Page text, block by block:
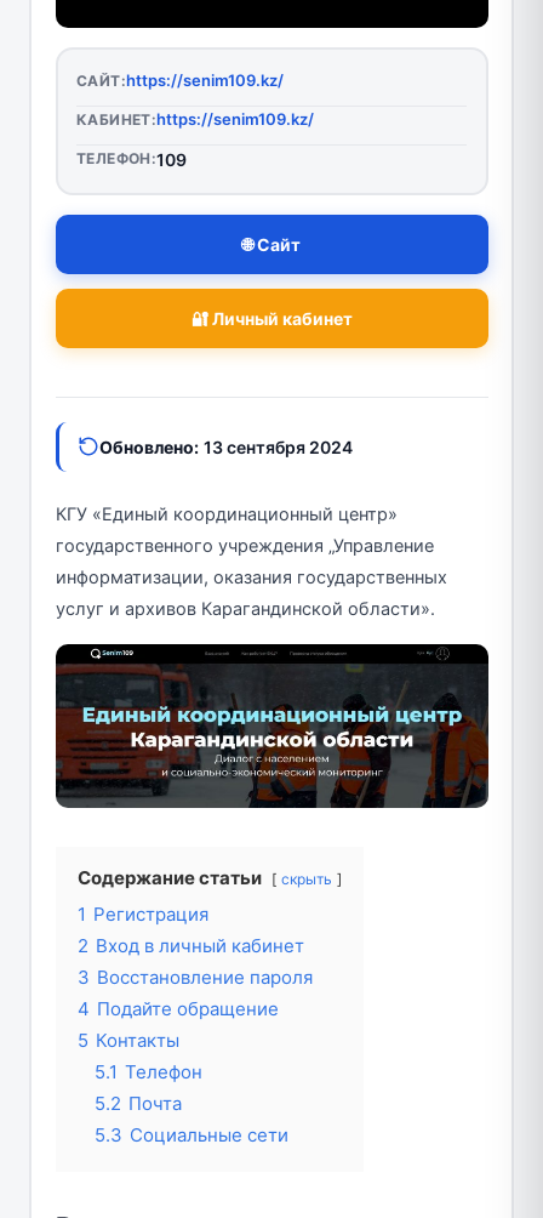
САЙТ:https://senim109.kz/
КАБИНЕТ:https://senim109.kz/
ТЕЛЕФОН:109
🌐 Сайт
🔐 Личный кабинет
Обновлено: 13 сентября 2024
КГУ «Единый координационный центр»
государственного учреждения „Управление
информатизации, оказания государственных
услуг и архивов Карагандинской области».
Содержание статьи скрыть
1 Регистрация
2 Вход в личный кабинет
3 Восстановление пароля
4 Подайте обращение
5 Контакты
5.1 Телефон
5.2 Почта
5.3 Социальные сети